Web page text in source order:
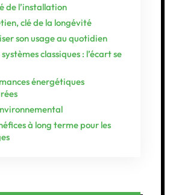
de l’installation
clé de la longévité
son usage au quotidien
classiques : l’écart se
énergétiques
à long terme pour les